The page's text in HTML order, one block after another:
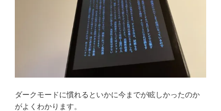
ダークモードに慣れるといかに今までが眩しかったのか
がよくわかります。